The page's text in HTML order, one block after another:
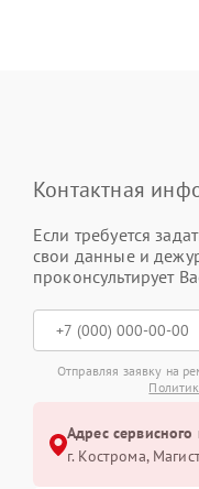
Контактная
Если требуется
свои данные и
проконсультирует
Отправляя заявку на
Адрес
г. Кострома,